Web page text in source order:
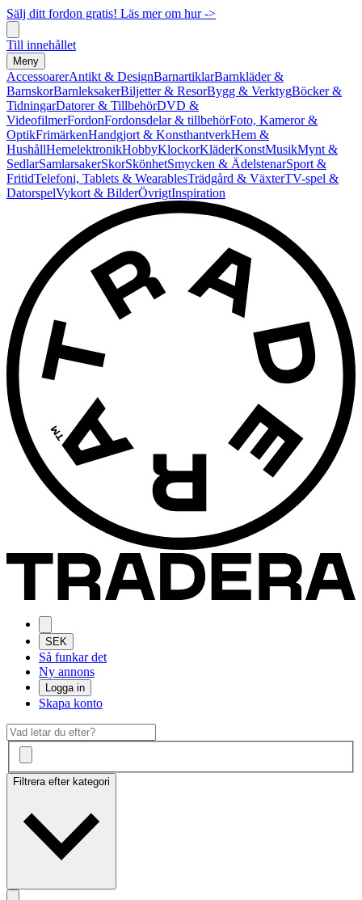
Sälj ditt fordon gratis! Läs mer om hur ->
Till innehållet
Meny
AccessoarerAntikt & DesignBarnartiklarBarnkläder &
BarnskorBarnleksakerBiljetter & ResorBygg & VerktygBöcker &
TidningarDatorer & TillbehörDVD &
VideofilmerFordonFordonsdelar & tillbehörFoto, Kameror &
OptikFrimärkenHandgjort & KonsthantverkHem &
HushållHemelektronikHobbyKlockorKläderKonstMusikMynt &
SedlarSamlarsakerSkorSkönhetSmycken & ÄdelstenarSport &
FritidTelefoni, Tablets & WearablesTrädgård & VäxterTV-spel &
DatorspelVykort & BilderÖvrigtInspiration
SEK
Så funkar det
Ny annons
Logga in
Skapa konto
Filtrera efter kategori